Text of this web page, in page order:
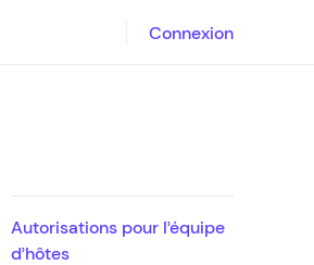
Connexion
Autorisations pour l’équipe
d’hôtes